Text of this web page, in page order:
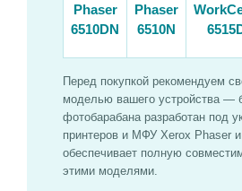
Phaser
6510DN
Phaser
6510N
Перед покупкой рекомендуем
моделью вашего устройства —
фотобарабана разработан под
принтеров и МФУ Xerox Phaser
обеспечивает полную
этими моделями.